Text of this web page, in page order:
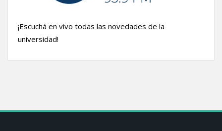
¡Escuchá en vivo todas las novedades de la
universidad!